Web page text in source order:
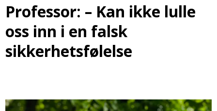
Professor: – Kan ikke lulle
oss inn i en falsk
sikkerhetsfølelse